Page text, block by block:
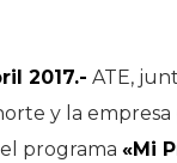
2017.- ATE,
y la empresa
programa «Mi